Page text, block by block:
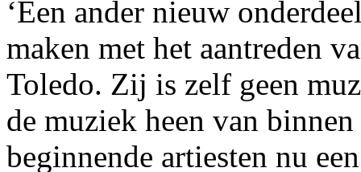
‘Een ander nieuw
maken met het aantreden
Toledo. Zij is zelf geen
de muziek heen van
beginnende artiesten nu